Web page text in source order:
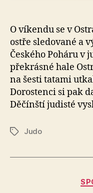
O víkendu se v
ostře sledované a
Českého Poháru v
překrásné hale
na šesti tatami
Dorostenci si pak
Děčínští judisté
ŠtítkyJudo